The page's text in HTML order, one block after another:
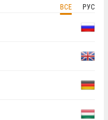
ВСЕ РУС